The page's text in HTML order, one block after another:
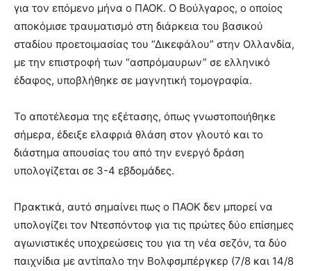
για τον επόμενο μήνα ο ΠΑΟΚ. Ο Βούλγαρος, ο οποίος
αποκόμισε τραυματισμό στη διάρκεια του βασικού
σταδίου προετοιμασίας του “Δικεφάλου” στην Ολλανδία,
με την επιστροφή των “ασπρόμαυρων” σε ελληνικό
έδαφος, υποβλήθηκε σε μαγνητική τομογραφία.
Το αποτέλεσμα της εξέτασης, όπως γνωστοποιήθηκε
σήμερα, έδειξε ελαφριά θλάση στον γλουτό και το
διάστημα απουσίας του από την ενεργό δράση
υπολογίζεται σε 3-4 εβδομάδες.
Πρακτικά, αυτό σημαίνει πως ο ΠΑΟΚ δεν μπορεί να
υπολογίζει τον Ντεσπόντοφ για τις πρώτες δύο επίσημες
αγωνιστικές υποχρεώσεις του για τη νέα σεζόν, τα δύο
παιχνίδια με αντίπαλο την Βολφσμπέργκερ (7/8 και 14/8